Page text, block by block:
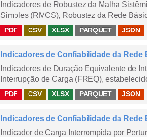
Indicadores de Robustez da Malha
Simples (RMCS), Robustez da Rede
PDF CSV XLSX PARQUET JSON
Indicadores de Confiabilidade da Rede
Indicadores de Duração Equivalente de
Interrupção de Carga (FREQ),
PDF CSV XLSX PARQUET JSON
Indicadores de Confiabilidade da
Indicador de Carga Interrompida por